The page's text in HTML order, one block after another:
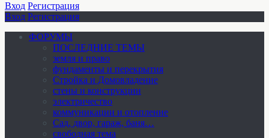
Вход Регистрация
Вход Регистрация
ФОРУМЫ
ПОСЛЕДНИЕ ТЕМЫ
земля и право
фундаменты и перекрытия
Стройка и Домовладение
стены и конструкции
электричество
коммуникации и отопление
Cад, двор, гараж, баня…
свободная тема